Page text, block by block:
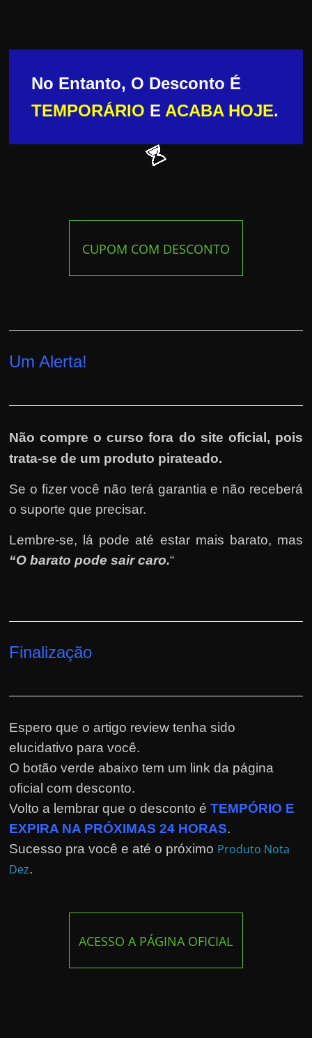
No Entanto, O Desconto É
TEMPORÁRIO E ACABA HOJE.
CUPOM COM DESCONTO
Um Alerta!
Não compre o curso fora do site oficial, pois
trata-se de um produto pirateado.
Se o fizer você não terá garantia e não receberá
o suporte que precisar.
Lembre-se, lá pode até estar mais barato, mas
“O barato pode sair caro.“
Finalização
Espero que o artigo review tenha sido
elucidativo para você.
O botão verde abaixo tem um link da página
oficial com desconto.
Volto a lembrar que o desconto éTEMPÓRIO E
EXPIRA NA PRÓXIMAS 24 HORAS.
Sucesso pra você e até o próximo Produto Nota
Dez.
ACESSO A PÁGINA OFICIAL